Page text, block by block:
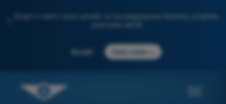
Scopri il nostro nuovo portale: la tua preparazione d'esame completa,
Accedi Inizia subito